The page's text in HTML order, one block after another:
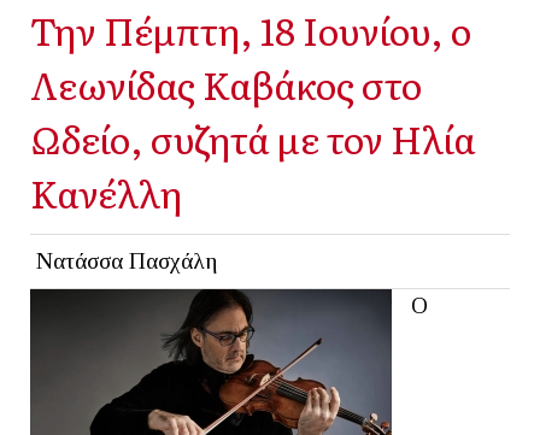
Την Πέμπτη, 18 Ιουνίου, ο
Λεωνίδας Καβάκος στο
Ωδείο, συζητά με τον Ηλία
Κανέλλη
Νατάσσα Πασχάλη
Ο